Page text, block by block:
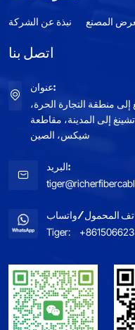
نبذة عن الشركة المصنع
اتصل بنا
عنوان:
إلى منطقة التجارة الحرة،
تشينغ إلى المدينة، مقاطعة
شيكس، الصين
البريد:
Tiger: